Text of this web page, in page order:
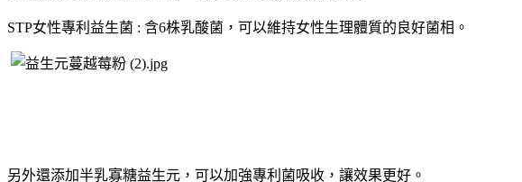
STP女性專利益生菌 : 含6株乳酸菌，可以維持女性生理體質的良好菌相。
另外還添加半乳寡糖益生元，可以加強專利菌吸收，讓效果更好。